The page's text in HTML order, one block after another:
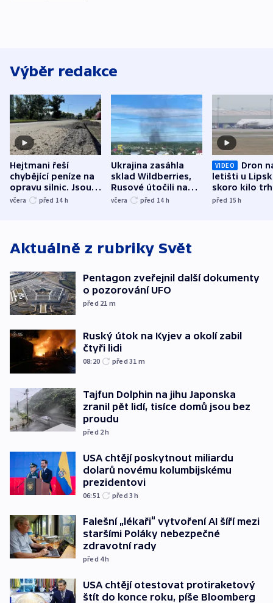
Výběr redakce
Hejtmani řeší
chybějící peníze na
opravu silnic. Jsou
nenárokové, namítá
včera před 14 h
Ukrajina zasáhla
sklad Wildberries,
Rusové útočili na
trh, hasiče či
včera před 14 h
VIDEO
Dron
letišti u
skoro kilo
indicie
před 15h
Aktuálně z rubriky Svět
Pentagon zveřejnil další dokumenty
o pozorování UFO
před 21 m
Ruský útok na Kyjev a okolí zabil
čtyři lidi
08:20 před 31 m
Tajfun Dolphin na jihu Japonska
zranil pět lidí, tisíce domů jsou bez
proudu
před 2h
USA chtějí poskytnout miliardu
dolarů novému kolumbijskému
prezidentovi
06:51 před 3h
Falešní „lékaři“ vytvoření AI šíří mezi
staršími Poláky nebezpečné
zdravotní rady
před 4h
USA chtějí otestovat protiraketový
štít do konce roku, píše Bloomberg